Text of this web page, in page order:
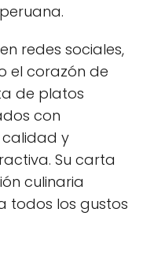
redes sociales,
el corazón de
de platos
con
y
Su carta
culinaria
todos los gustos